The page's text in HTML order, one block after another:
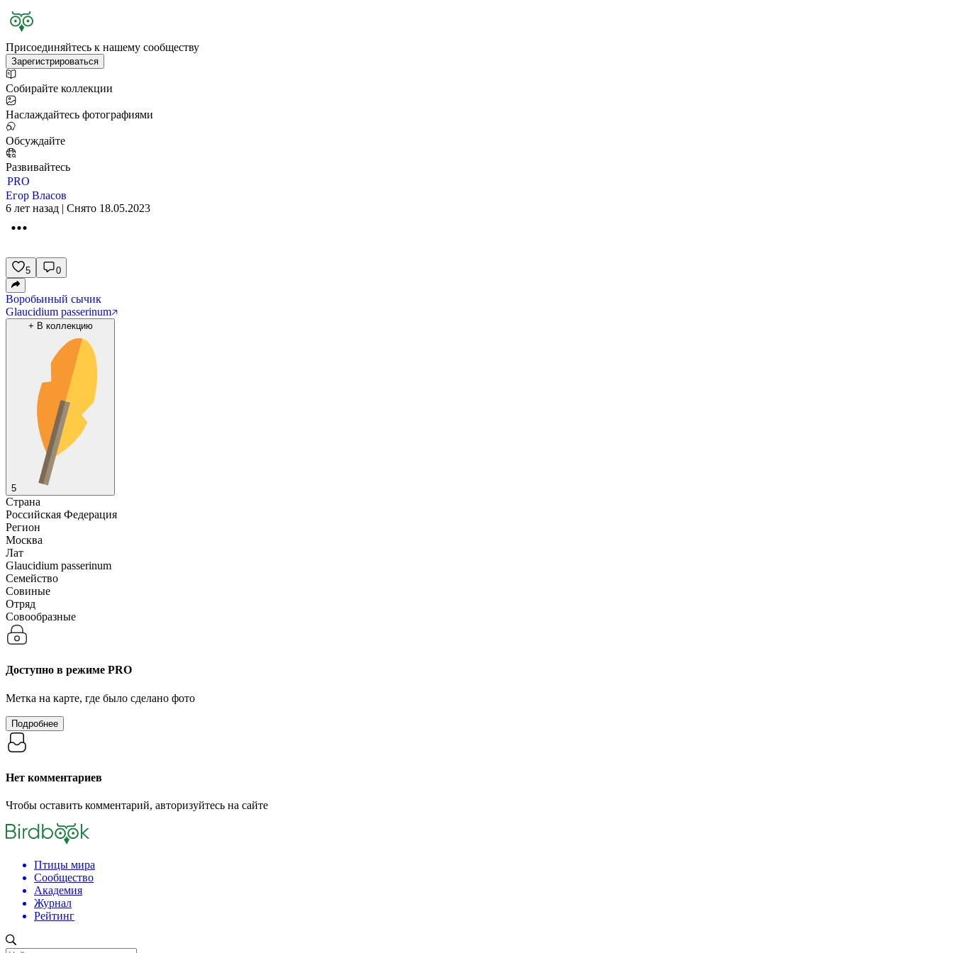
Присоединяйтесь к нашему сообществу
Зарегистрироваться
Собирайте коллекции
Наслаждайтесь фотографиями
Обсуждайте
Развивайтесь
PRO
Егор Власов
6 лет назад | Снято 18.05.2023
5 0
Воробьиный сычик
Glaucidium passerinum
+ В коллекцию
5
Страна
Российская Федерация
Регион
Москва
Лат
Glaucidium passerinum
Семейство
Совиные
Отряд
Совообразные
Доступно в режиме PRO
Метка на карте, где было сделано фото
Подробнее
Нет комментариев
Чтобы оставить комментарий, авторизуйтесь на сайте
Птицы мира
Сообщество
Академия
Журнал
Рейтинг